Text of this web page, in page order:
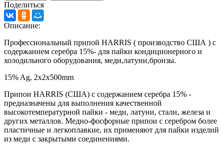
Поделиться
Описание:
Профессиональный припой HARRIS ( производство США ) с
содержанием серебра 15%- для пайки кондиционерного и
холодильного оборудования, меди,латуни,бронзы.
15% Ag, 2x2x500mm
Припои HARRIS (США) с содержанием серебра 15% -
предназначены для выполнения качественной
высокотемпературной пайки - меди, латуни, стали, железа и
других металлов. Медно-фосфорные припои с серебром более
пластичные и легкоплавкие, их применяют для пайки изделий
из меди с закрытыми соединениями.